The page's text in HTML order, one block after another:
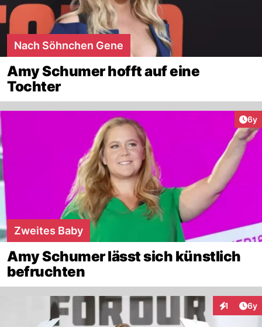
Nach Söhnchen Gene
Amy Schumer hofft auf eine
Tochter
6y
Zweites Baby
Amy Schumer lässt sich künstlich
befruchten
1 6y